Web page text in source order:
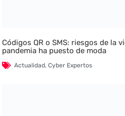
Códigos QR o SMS: riesgos de la
pandemia ha puesto de moda
Actualidad,Cyber Expertos